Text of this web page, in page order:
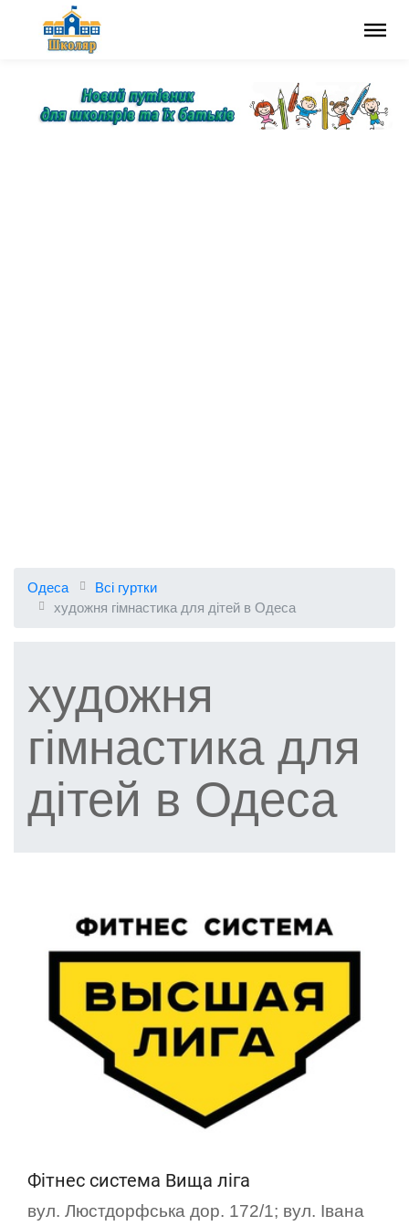
Одеса
Всі гуртки
художня гімнастика для дітей в Одеса
художня
гімнастика для
дітей в Одеса
Фітнес система Вища ліга
вул. Люстдорфська дор. 172/1; вул. Івана